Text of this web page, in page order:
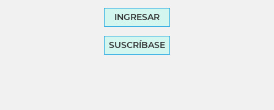
INGRESAR
SUSCRÍBASE